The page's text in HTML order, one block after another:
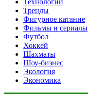
Тренды
Фигурное катание
Фильмы и сериалы
Футбол
Хоккей
Шахматы
Шоу-бизнес
Экология
Экономика